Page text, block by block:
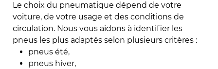
Le choix du pneumatique dépend de votre
voiture, de votre usage et des conditions de
circulation. Nous vous aidons à identifier les
pneus les plus adaptés selon plusieurs critères :
pneus été,
pneus hiver,